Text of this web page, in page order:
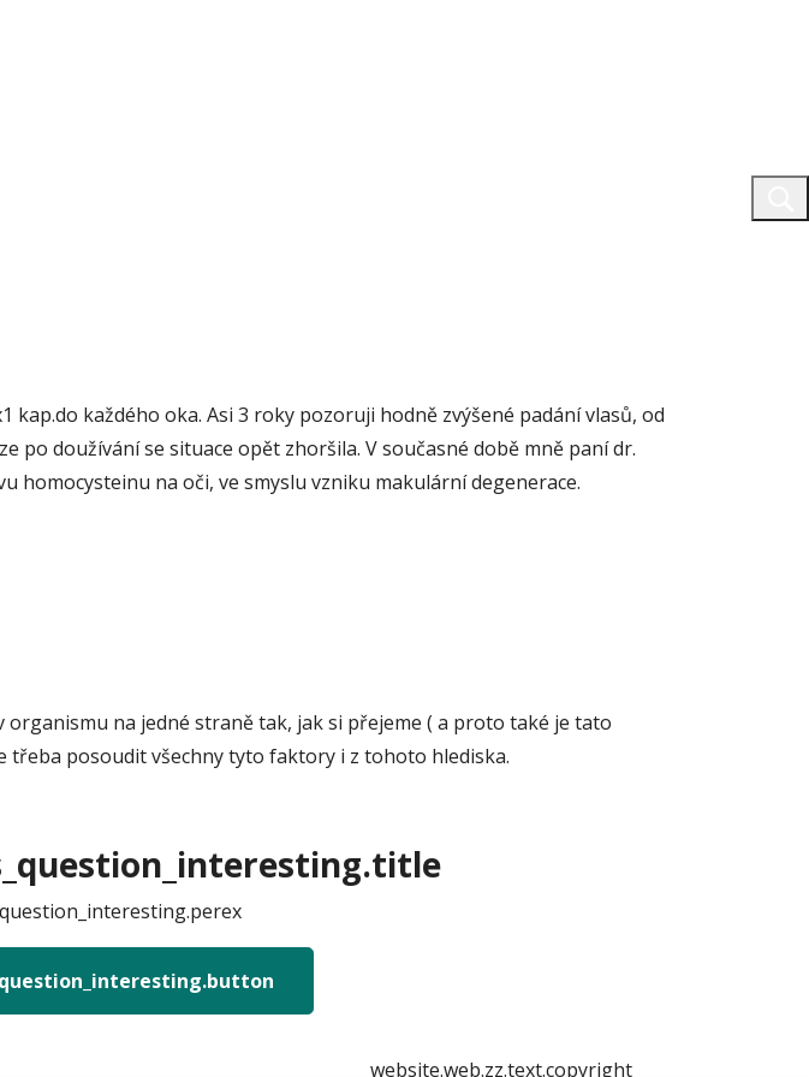
kap.do každého oka. Asi 3 roky pozoruji hodně zvýšené padání vlasů, od
po doužívání se situace opět zhoršila. V současné době mně paní dr.
homocysteinu na oči, ve smyslu vzniku makulární degenerace.
na jedné straně tak, jak si přejeme ( a proto také je tato
třeba posoudit všechny tyto faktory i z tohoto hlediska.
website.web.zz.text.copyright